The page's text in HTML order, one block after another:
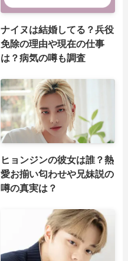
ナイヌは結婚してる？兵役
免除の理由や現在の仕事
は？病気の噂も調査
ヒョンジンの彼女は誰？熱
愛お揃い匂わせや兄妹説の
噂の真実は？